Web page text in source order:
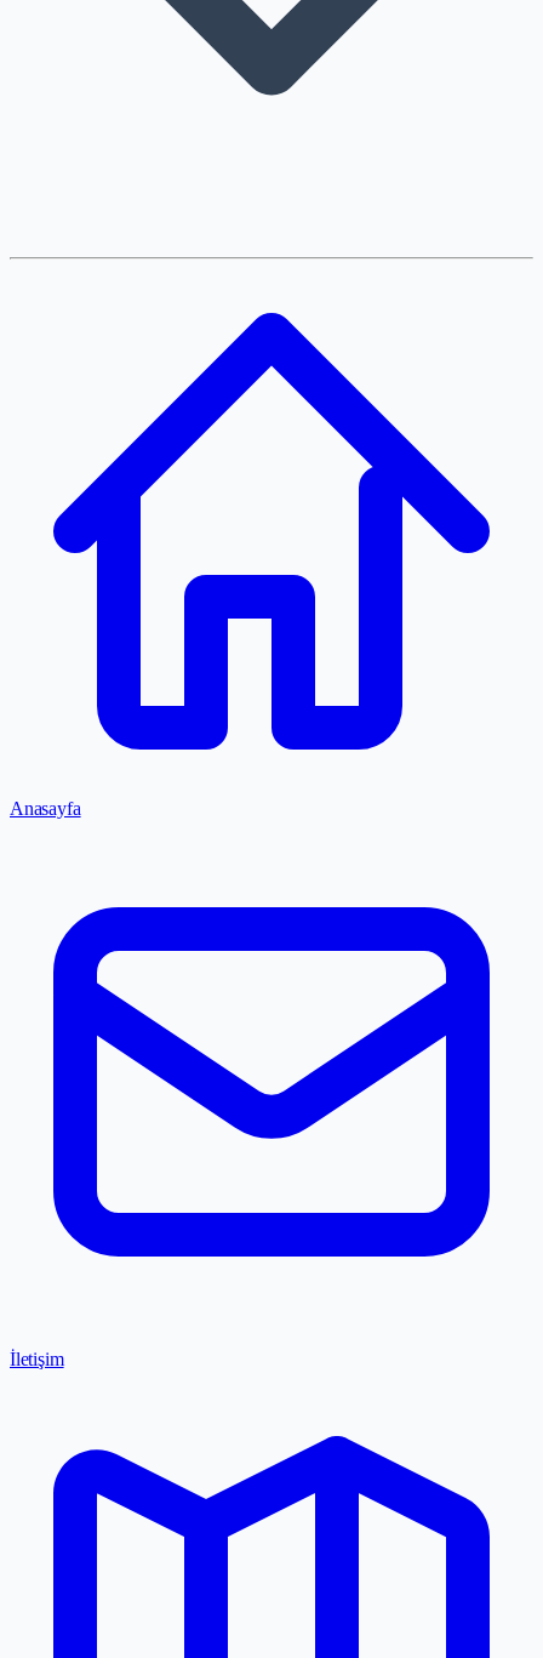
Anasayfa
İletişim